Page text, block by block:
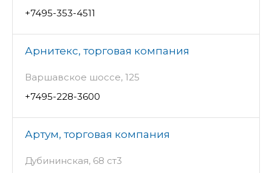
+7495-353-4511
Арнитекс, торговая компания
Варшавское шоссе, 125
+7495-228-3600
Артум, торговая компания
Дубининская, 68 ст3